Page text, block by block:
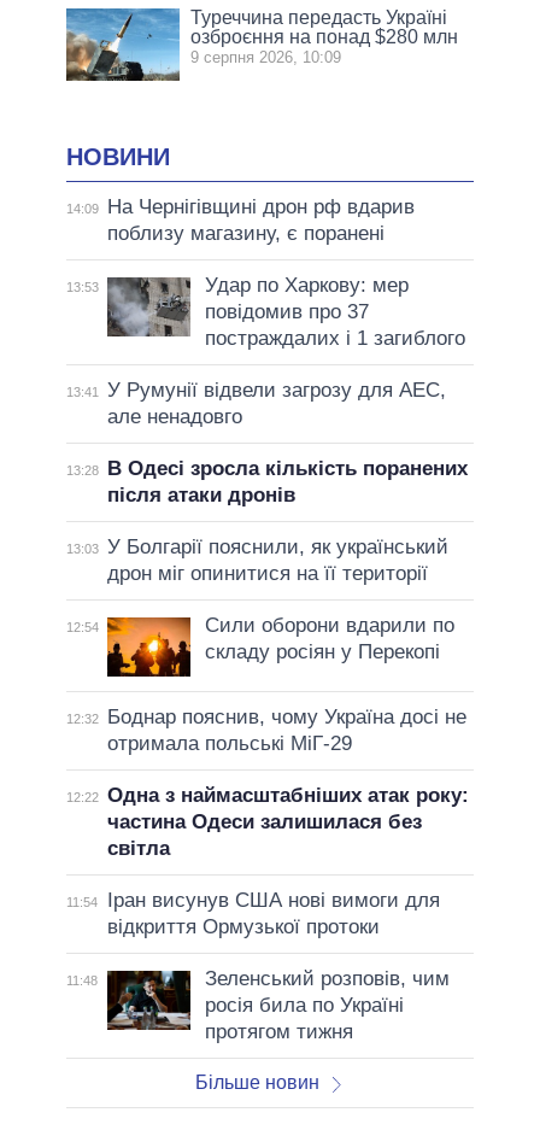
Туреччина передасть Україні
озброєння на понад $280 млн
9 серпня 2026, 10:09
НОВИНИ
14:09
На Чернігівщині дрон рф вдарив
поблизу магазину, є поранені
13:53
Удар по Харкову: мер
повідомив про 37
постраждалих і 1 загиблого
13:41
У Румунії відвели загрозу для АЕС,
але ненадовго
13:28
В Одесі зросла кількість поранених
після атаки дронів
13:03 У Болгарії пояснили, як український
дрон міг опинитися на її території
12:54
Сили оборони вдарили по
складу росіян у Перекопі
12:32
Боднар пояснив, чому Україна досі не
отримала польські МіГ-29
12:22 Одна з наймасштабніших атак року:
частина Одеси залишилася без
світла
11:54
Іран висунув США нові вимоги для
відкриття Ормузької протоки
11:48
Зеленський розповів, чим
росія била по Україні
протягом тижня
Більше новин